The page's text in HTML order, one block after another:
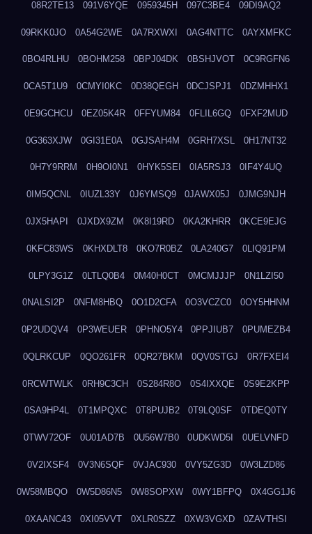
08R2TE13 091V6YQE 0959345H 097C3BE4 09DI9AQ2
09RKK0JO 0A54G2WE 0A7RXWXI 0AG4NTTC 0AYXMFKC
0BO4RLHU 0BOHM258 0BPJ04DK 0BSHJVOT 0C9RGFN6
0CA5T1U9 0CMYI0KC 0D38QEGH 0DCJSPJ1 0DZMHHX1
0E9GCHCU 0EZ05K4R 0FFYUM84 0FLIL6GQ 0FXF2MUD
0G363XJW 0GI31E0A 0GJSAH4M 0GRH7XSL 0H17NT32
0H7Y9RRM 0H9OI0N1 0HYK5SEI 0IA5RSJ3 0IF4Y4UQ
0IM5QCNL 0IUZL33Y 0J6YMSQ9 0JAWX05J 0JMG9NJH
0JX5HAPI 0JXDX9ZM 0K8I19RD 0KA2KHRR 0KCE9EJG
0KFC83WS 0KHXDLT8 0KO7R0BZ 0LA240G7 0LIQ91PM
0LPY3G1Z 0LTLQ0B4 0M40H0CT 0MCMJJJP 0N1LZI50
0NALSI2P 0NFM8HBQ 0O1D2CFA 0O3VCZC0 0OY5HHNM
0P2UDQV4 0P3WEUER 0PHNO5Y4 0PPJIUB7 0PUMEZB4
0QLRKCUP 0QO261FR 0QR27BKM 0QV0STGJ 0R7FXEI4
0RCWTWLK 0RH9C3CH 0S284R8O 0S4IXXQE 0S9E2KPP
0SA9HP4L 0T1MPQXC 0T8PUJB2 0T9LQ0SF 0TDEQ0TY
0TWV72OF 0U01AD7B 0U56W7B0 0UDKWD5I 0UELVNFD
0V2IXSF4 0V3N6SQF 0VJAC930 0VY5ZG3D 0W3LZD86
0W58MBQO 0W5D86N5 0W8SOPXW 0WY1BFPQ 0X4GG1J6
0XAANC43 0XI05VVT 0XLR0SZZ 0XW3VGXD 0ZAVTHSI